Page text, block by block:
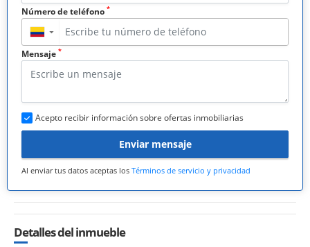
Número de teléfono *
▼
Mensaje *
Acepto recibir información sobre ofertas inmobiliarias
Enviar mensaje
Al enviar tus datos aceptas los Términos de servicio y privacidad
Detalles del inmueble